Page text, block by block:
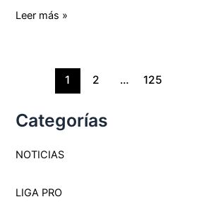
Leer más »
1 2 … 125
Categorías
NOTICIAS
LIGA PRO